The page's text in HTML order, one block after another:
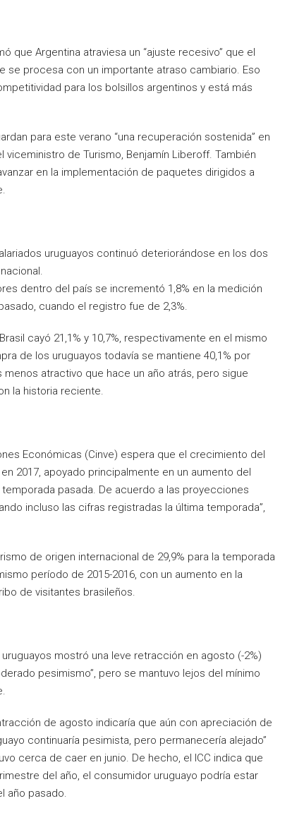
que Argentina atraviesa un “ajuste recesivo” que el
se procesa con un importante atraso cambiario. Eso
para los bolsillos argentinos y está más
para este verano “una recuperación sostenida” en
de Turismo, Benjamín Liberoff. También
en la implementación de paquetes dirigidos a
uruguayos continuó deteriorándose en los dos
dentro del país se incrementó 1,8% en la medición
cuando el registro fue de 2,3%.
cayó 21,1% y 10,7%, respectivamente en el mismo
de los uruguayos todavía se mantiene 40,1% por
atractivo que hace un año atrás, pero sigue
la historia reciente.
Económicas (Cinve) espera que el crecimiento del
2017, apoyado principalmente en un aumento del
pasada. De acuerdo a las proyecciones
incluso las cifras registradas la última temporada”,
de origen internacional de 29,9% para la temporada
período de 2015-2016, con un aumento en la
de visitantes brasileños.
mostró una leve retracción en agosto (-2%)
pesimismo”, pero se mantuvo lejos del mínimo
de agosto indicaría que aún con apreciación de
continuaría pesimista, pero permanecería alejado”
cerca de caer en junio. De hecho, el ICC indica que
del año, el consumidor uruguayo podría estar
año pasado.